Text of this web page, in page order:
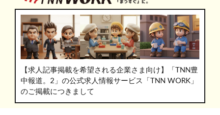
【求人記事掲載を希望される企業さま向け】「TNN豊
中報道。2」の公式求人情報サービス「TNN WORK」
のご掲載につきまして